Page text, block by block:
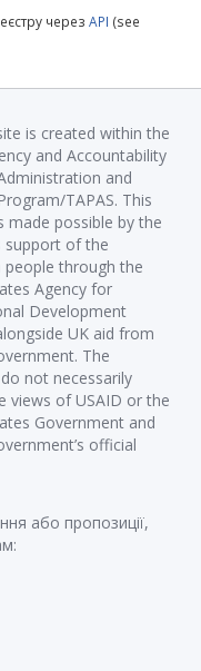
через API (see
is created within the
and Accountability
and
TAPAS. This
made possible by the
support of the
people through the
Agency for
Development
UK aid from
The
not necessarily
views of USAID or the
Government and
official
або пропозиції,